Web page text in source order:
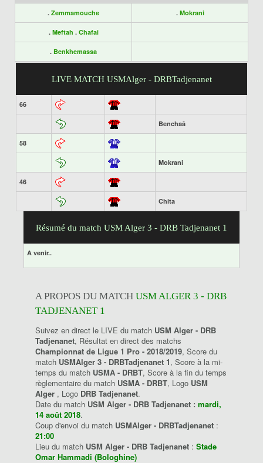
. Zemmamouche . Mokrani
. Meftah . Chafai
. Benkhemassa
LIVE MATCH USMAlger - DRBTadjenanet
66
Benchaâ
58
Mokrani
46
Chita
Résumé du match USM Alger 3 - DRB Tadjenanet 1
A venir..
A PROPOS DU MATCH USM ALGER 3 - DRB
TADJENANET 1
Suivez en direct le LIVE du match USM Alger - DRB
Tadjenanet, Résultat en direct des matchs
Championnat de Ligue 1 Pro - 2018/2019, Score du
match USMAlger 3 - DRBTadjenanet 1, Score à la mi-
temps du match USMA - DRBT, Score à la fin du temps
règlementaire du match USMA - DRBT, Logo USM
Alger , Logo DRB Tadjenanet.
Date du match USM Alger - DRB Tadjenanet : mardi,
14 août 2018.
Coup d'envoi du match USMAlger - DRBTadjenanet :
21:00
Lieu du match USM Alger - DRB Tadjenanet : Stade
Omar Hammadi (Bologhine)